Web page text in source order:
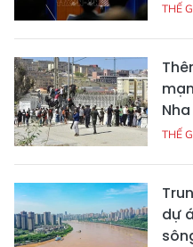
THẾ
Nha
THẾ
dự